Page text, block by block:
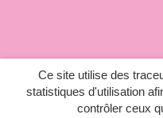
Ce site utilise des
statistiques d'utilisation
contrôler ceux